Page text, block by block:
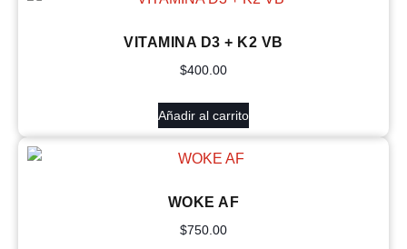
VITAMINA D3 + K2 VB
$400.00
Añadir al carrito
WOKE AF
$750.00